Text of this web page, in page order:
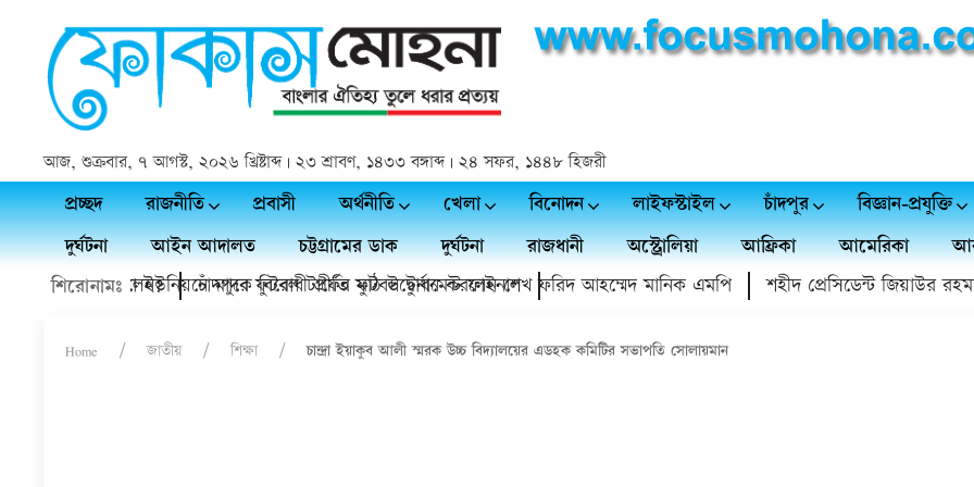
আজ, শুক্রবার, ৭ আগস্ট, ২০২৬ খ্রিষ্টাব্দ | ২৩ শ্রাবণ, ১৪৩৩ বঙ্গাব্দ | ২৪ সফর, ১৪৪৮ হিজরী
প্রচ্ছদ রাজনীতি প্রবাসী অর্থনীতি খেলা বিনোদন লাইফস্টাইল চাঁদপুর বিজ্ঞান-প্রযুক্তি
দুর্ঘটনা
আইন আদালত চট্টগ্রামের ডাক দুর্ঘটনা রাজধানী অস্ট্রোলিয়া আফ্রিকা আমেরিকা
শিরোনামঃ
চলে গেলেন? চাঁদপুরে ফুটবল টার্ফের মাঠ উদ্বোধন করলেন শেখ ফরিদ আহম্মেদ মানিক এমপি শহীদ প্রেসিডেন্ট জিয়াউর রহমান
কচুয়ায় কাদলা ইউনিয়নে মাদক বিরোধী প্রীতি ফুটবল টুর্নামেন্ট ফাইনাল
Home জাতীয় শিক্ষা চান্দ্রা ইয়াকুব আলী স্মরক উচ্চ বিদ্যালয়ের এডহক কমিটির সভাপতি সোলায়মান